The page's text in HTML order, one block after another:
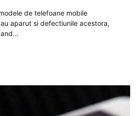
de telefoane mobile
aparut si defectiunile acestora,